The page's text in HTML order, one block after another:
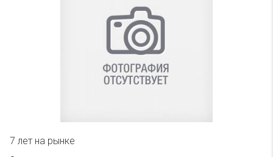
7 лет на рынке